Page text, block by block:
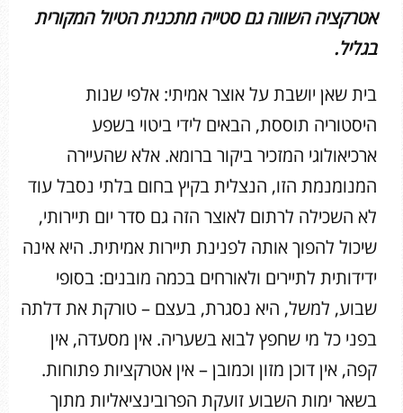
אטרקציה השווה גם סטייה מתכנית הטיול המקורית
בגליל.
בית שאן יושבת על אוצר אמיתי: אלפי שנות
היסטוריה תוססת, הבאים לידי ביטוי בשפע
ארכיאולוגי המזכיר ביקור ברומא. אלא שהעיירה
המנומנמת הזו, הנצלית בקיץ בחום בלתי נסבל עוד
לא השכילה לרתום לאוצר הזה גם סדר יום תיירותי,
שיכול להפוך אותה לפנינת תיירות אמיתית. היא אינה
ידידותית לתיירים ולאורחים בכמה מובנים: בסופי
שבוע, למשל, היא נסגרת, בעצם – טורקת את דלתה
בפני כל מי שחפץ לבוא בשעריה. אין מסעדה, אין
קפה, אין דוכן מזון וכמובן – אין אטרקציות פתוחות.
בשאר ימות השבוע זועקת הפרובינציאליות מתוך